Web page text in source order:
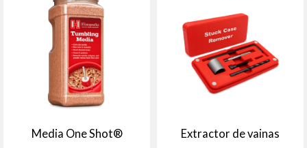
Media One Shot® Extractor de vainas